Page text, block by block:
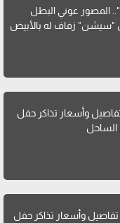
المصور عوني البطل
"سيشن" زفاف له بالأبيض
وأسعار تذاكر حفل
الساحل
وأسعار تذاكر حفل